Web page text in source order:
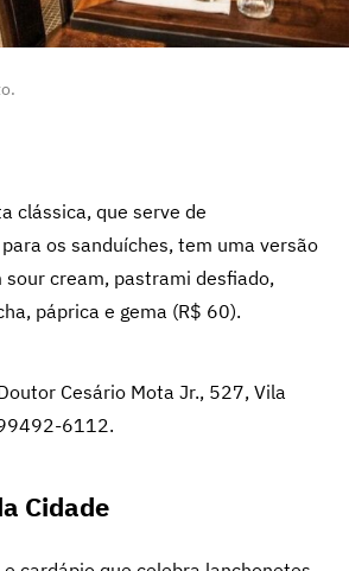
clássica, que serve de
os sanduíches, tem uma versão
cream, pastrami desfiado,
páprica e gema (R$ 60).
Cesário Mota Jr., 527, Vila
6112.
Cidade